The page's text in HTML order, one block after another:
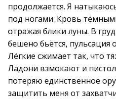
продолжается. Я
под ногами. Кровь
отражая блики луны. В
бешено бьётся, пульсация
Лёгкие сжимает так, что
Ладони взмокают и
потеряю единственное
защитить меня от